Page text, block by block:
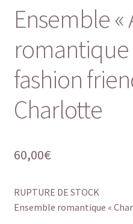
Ensemble «
romantique
fashion
Charlotte
60,00€
RUPTURE DE STOCK
Ensemble romantique «